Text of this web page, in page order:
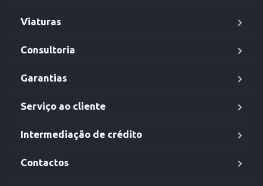
Viaturas
Consultoria
Garantias
Serviço ao cliente
Intermediação de crédito
Contactos